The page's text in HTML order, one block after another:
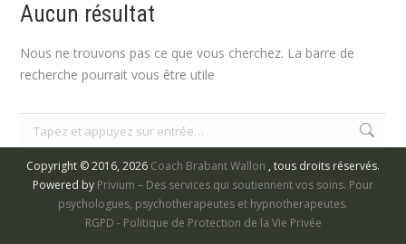
Aucun résultat
Nous ne trouvons pas ce que vous cherchez. La barre de
recherche pourrait vous être utile
:
Copyright © 2016, 2026 Coach Brabant Wallon , tous droits réservés.
Powered by Privium – Des services qui soutiennent vos soins. Pour
psychologues, psychotherapeutes et hypnotherapeutes.
RGPD - Politique de Protection de la Vie Privée